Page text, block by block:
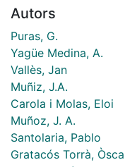
Autors
Puras, G.
Yagüe Medina, A.
Vallès, Jan
Muñiz, J.A.
Carola i Molas, Eloi
Muñoz, J. A.
Santolaria, Pablo
Gratacós Torrà,